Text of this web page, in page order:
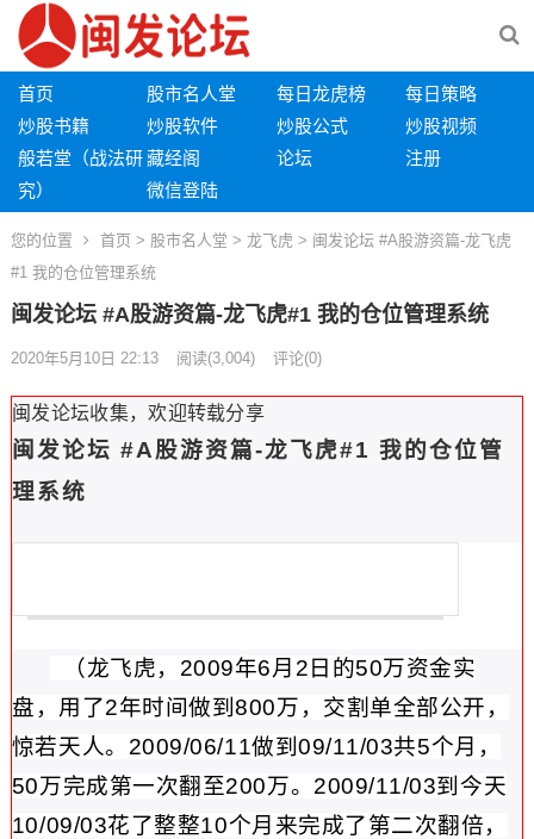
首页 股市名人堂 每日龙虎榜
每日策略
炒股书籍
炒股软件 炒股公式
炒股视频
般若堂（战法研
究）
藏经阁 论坛
注册
微信登陆
您的位置 首页 > 股市名人堂 > 龙飞虎 > 闽发论坛 #A股游资篇-龙飞虎
#1 我的仓位管理系统
闽发论坛 #A股游资篇-龙飞虎#1 我的仓位管理系统
2020年5月10日 22:13 阅读(3,004) 评论(0)
闽发论坛收集，欢迎转载分享
闽发论坛 #A股游资篇-龙飞虎#1 我的仓位管
理系统
（龙飞虎，2009年6月2日的50万资金实
盘 ，用了2年时间做到800万，交割单全部公开，
惊若天人。 2009/06/11做到09/11/03共5个月，
50万完成第一次翻至200万。2009/11/03到今天
10/09/03花了整整10个月来完成了第二次翻倍，